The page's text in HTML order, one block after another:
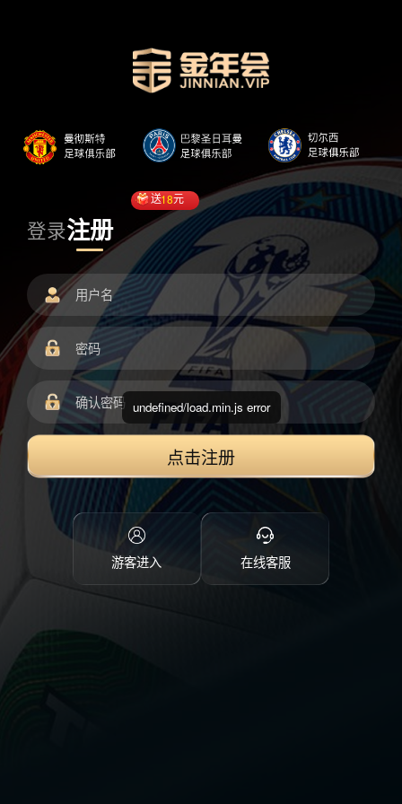
登录注册
送18元
点击注册
游客进入 在线客服
undefined/load.min.js error